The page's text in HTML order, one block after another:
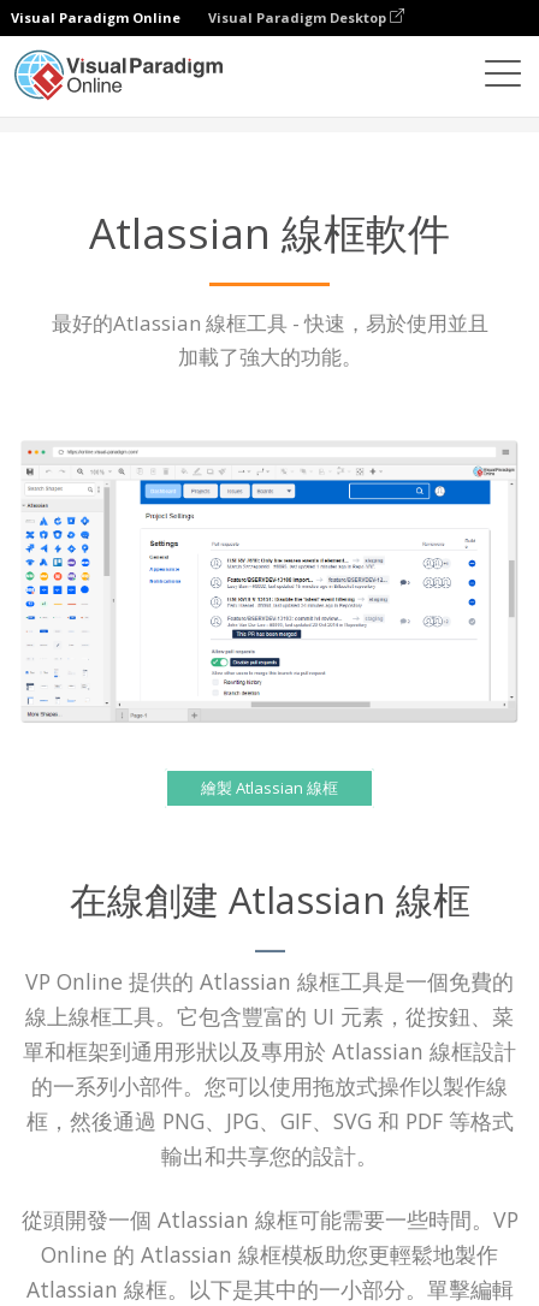
Visual Paradigm Online Visual Paradigm Desktop
Atlassian 線框軟件
最好的Atlassian 線框工具 - 快速，易於使用並且
加載了強大的功能。
繪製 Atlassian 線框
在線創建 Atlassian 線框
VP Online 提供的 Atlassian 線框工具是一個免費的
線上線框工具。它包含豐富的 UI 元素，從按鈕、菜
單和框架到通用形狀以及專用於 Atlassian 線框設計
的一系列小部件。您可以使用拖放式操作以製作線
框，然後通過 PNG、JPG、GIF、SVG 和 PDF 等格式
輸出和共享您的設計。
從頭開發一個 Atlassian 線框可能需要一些時間。VP
Online 的 Atlassian 線框模板助您更輕鬆地製作
Atlassian 線框。以下是其中的一小部分。單擊編輯